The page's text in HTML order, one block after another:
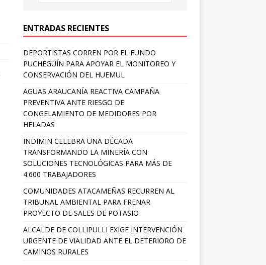
ENTRADAS RECIENTES
DEPORTISTAS CORREN POR EL FUNDO
PUCHEGÜÍN PARA APOYAR EL MONITOREO Y
CONSERVACIÓN DEL HUEMUL
AGUAS ARAUCANÍA REACTIVA CAMPAÑA
PREVENTIVA ANTE RIESGO DE
CONGELAMIENTO DE MEDIDORES POR
HELADAS
INDIMIN CELEBRA UNA DÉCADA
TRANSFORMANDO LA MINERÍA CON
SOLUCIONES TECNOLÓGICAS PARA MÁS DE
4.600 TRABAJADORES
COMUNIDADES ATACAMEÑAS RECURREN AL
TRIBUNAL AMBIENTAL PARA FRENAR
PROYECTO DE SALES DE POTASIO
ALCALDE DE COLLIPULLI EXIGE INTERVENCIÓN
URGENTE DE VIALIDAD ANTE EL DETERIORO DE
CAMINOS RURALES